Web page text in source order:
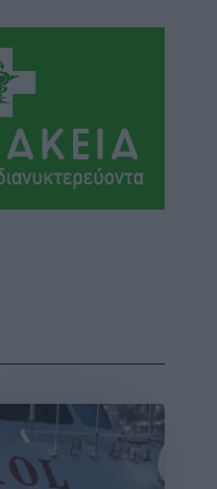
Ρόδο γιατί
ανήλικα παιδιά της
11 ώρες
Απέκτησε την